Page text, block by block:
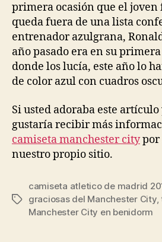
primera ocasión que el joven
queda fuera de una lista
entrenador azulgrana,
año pasado era en su
donde los lucía, este año lo
de color azul con cuadros
Si usted adoraba este
gustaría recibir más
camiseta manchester citypor
nuestro propio sitio.
Etiquetas
camiseta atletico de madrid
graciosas del Manchester City,
Manchester City en benidorm